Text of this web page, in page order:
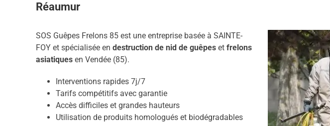
Réaumur
SOS Guêpes Frelons 85 est une entreprise basée à SAINTE-
FOY et spécialisée en destruction de nid de guêpeset frelons
asiatiquesen Vendée (85).
Interventions rapides 7j/7
Tarifs compétitifs avec garantie
Accès difficiles et grandes hauteurs
Utilisation de produits homologués et biodégradables